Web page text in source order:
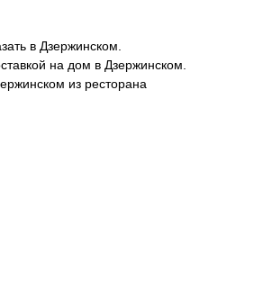
в Дзержинском.
на дом в Дзержинском.
из ресторана